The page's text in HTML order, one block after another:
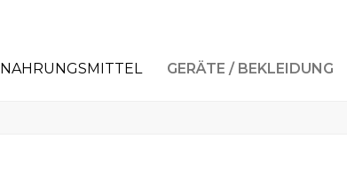
NAHRUNGSMITTEL GERÄTE / BEKLEIDUNG